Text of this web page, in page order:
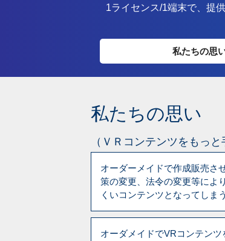
1ライセンス/1端末で、提
私たちの思
私たちの思い
（ＶＲコンテンツをもっ
オーダーメイドで作成販売さ
策の変更、法令の変更等によ
くいコンテンツとなってしまう
オーダメイドでVRコンテン